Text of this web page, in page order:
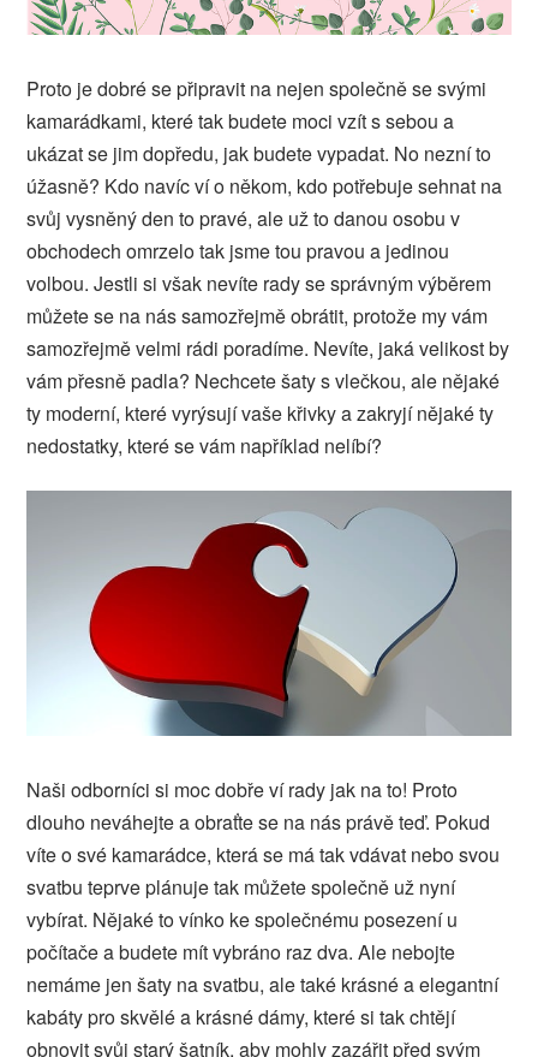
Proto je dobré se připravit na nejen společně se svými
kamarádkami, které tak budete moci vzít s sebou a
ukázat se jim dopředu, jak budete vypadat. No nezní to
úžasně? Kdo navíc ví o někom, kdo potřebuje sehnat na
svůj vysněný den to pravé, ale už to danou osobu v
obchodech omrzelo tak jsme tou pravou a jedinou
volbou. Jestli si však nevíte rady se správným výběrem
můžete se na nás samozřejmě obrátit, protože my vám
samozřejmě velmi rádi poradíme. Nevíte, jaká velikost by
vám přesně padla? Nechcete šaty s vlečkou, ale nějaké
ty moderní, které vyrýsují vaše křivky a zakryjí nějaké ty
nedostatky, které se vám například nelíbí?
Naši odborníci si moc dobře ví rady jak na to! Proto
dlouho neváhejte a obraťte se na nás právě teď. Pokud
víte o své kamarádce, která se má tak vdávat nebo svou
svatbu teprve plánuje tak můžete společně už nyní
vybírat. Nějaké to vínko ke společnému posezení u
počítače a budete mít vybráno raz dva. Ale nebojte
nemáme jen šaty na svatbu, ale také krásné a elegantní
kabáty pro skvělé a krásné dámy, které si tak chtějí
obnovit svůj starý šatník, aby mohly zazářit před svým